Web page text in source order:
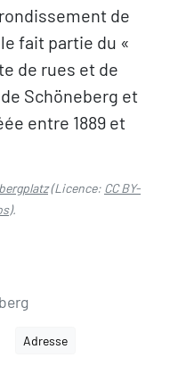
de
fait partie du «
de rues et de
Schöneberg et
entre 1889 et
(Licence: CC BY-
).
Adresse